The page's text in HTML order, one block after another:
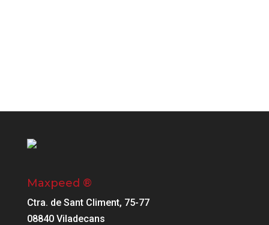
Maxpeed ®
Ctra. de Sant Climent, 75-77
08840 Viladecans